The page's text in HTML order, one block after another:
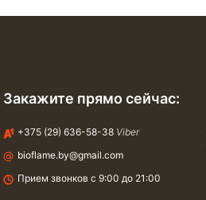
Закажите прямо сейчас:
+375 (29) 636-58-38 Viber
bioflame.by@gmail.com
Прием звонков с 9:00 до 21:00